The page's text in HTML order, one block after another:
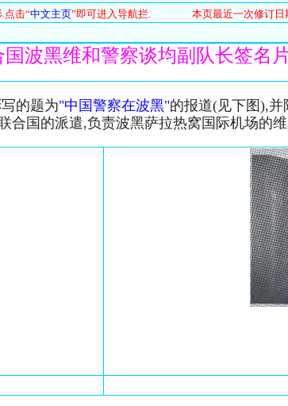
点击“中文主页”即可进入导航拦. 本页最近一次修订日
国波黑维和警察谈均副队长签名
的题为"中国警察在波黑"的报道(见下图),并
合国的派遣,负责波黑萨拉热窝国际机场的